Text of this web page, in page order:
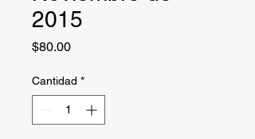
2015
$80.00Precio
Cantidad *